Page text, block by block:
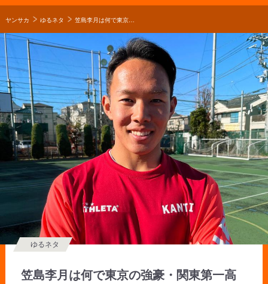
ヤンサカ ゆるネタ 笠島李月は何で東京の強豪・関東第一高校サッカー部を選んだの？「プロを目指すなら上のレベルのチームに行きたいと思った」【2021年 第100回全国高校サッカー選手権 出場校】
笠島李月は何で東京の強豪・関東第一高
ゆるネタ